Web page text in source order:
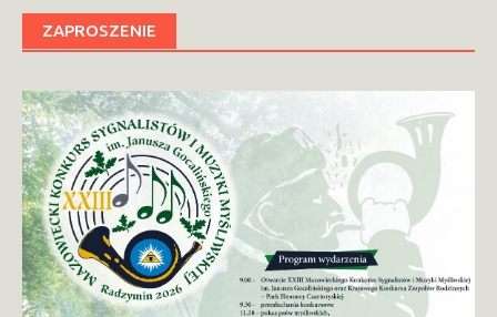
ZAPROSZENIE